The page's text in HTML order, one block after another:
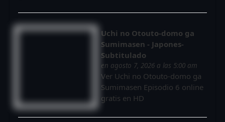
Uchi no Otouto-domo ga
Sumimasen - Japones-
Subtitulado
en agosto 7, 2026 a las 5:00 am
Ver Uchi no Otouto-domo ga
Sumimasen Episodio 6 online
gratis en HD